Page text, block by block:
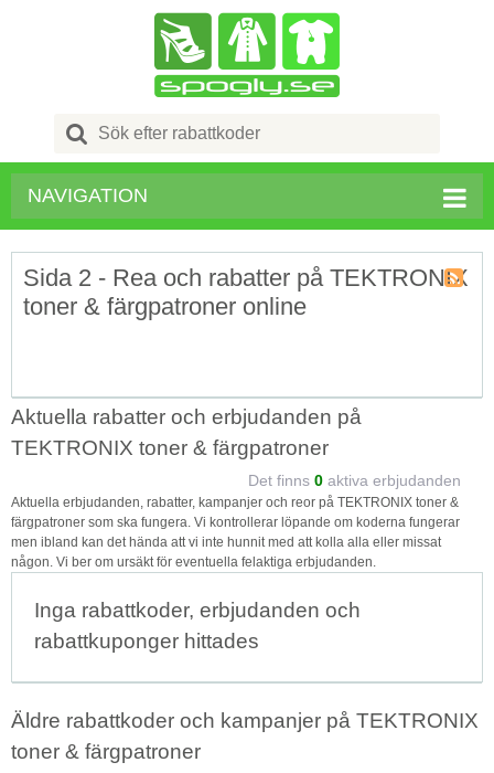
Search
for:
NAVIGATION
Sida 2 - Rea och rabatter på TEKTRONIX
toner & färgpatroner online
Aktuella rabatter och erbjudanden på
TEKTRONIX toner & färgpatroner
Det finns 0 aktiva erbjudanden
Aktuella erbjudanden, rabatter, kampanjer och reor på TEKTRONIX toner &
färgpatroner som ska fungera. Vi kontrollerar löpande om koderna fungerar
men ibland kan det hända att vi inte hunnit med att kolla alla eller missat
någon. Vi ber om ursäkt för eventuella felaktiga erbjudanden.
Inga rabattkoder, erbjudanden och
rabattkuponger hittades
Äldre rabattkoder och kampanjer på TEKTRONIX
toner & färgpatroner